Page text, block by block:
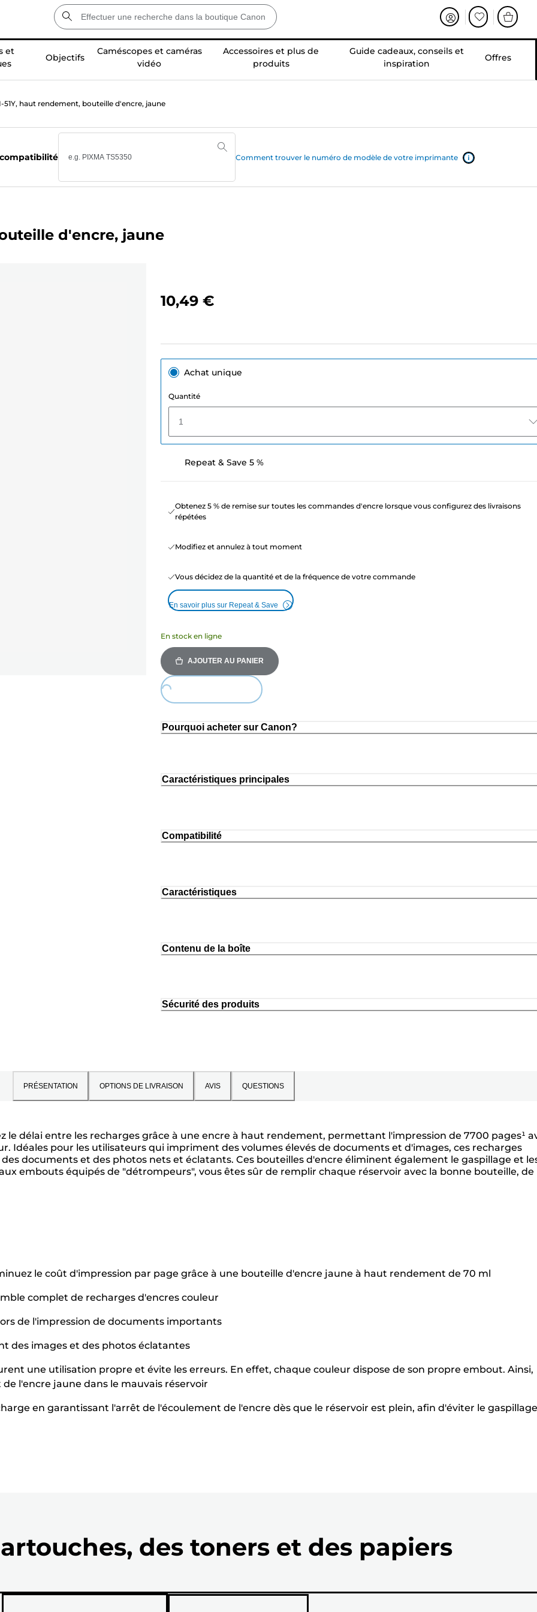
et
Objectifs
Caméscopes et caméras
vidéo
Accessoires et plus de
produits
Guide cadeaux, conseils et
inspiration
Offres
51Y, haut rendement, bouteille d'encre, jaune
Comment trouver le numéro de modèle de votre imprimante
d'encre, jaune
10,49 €
Achat unique
Quantité
1
Repeat & Save 5 %
Obtenez 5 % de remise sur toutes les commandes d'encre lorsque vous configurez des livraisons
répétées
Modifiez et annulez à tout moment
Vous décidez de la quantité et de la fréquence de votre commande
En savoir plus sur Repeat & Save
En stock en ligne
AJOUTER AU PANIER
Loading...
Pourquoi acheter sur Canon?
Caractéristiques principales
Compatibilité
Caractéristiques
Contenu de la boîte
Sécurité des produits
PRÉSENTATION OPTIONS DE LIVRAISON AVIS QUESTIONS
le délai entre les recharges grâce à une encre à haut rendement, permettant l'impression de 7700 pages¹
Idéales pour les utilisateurs qui impriment des volumes élevés de documents et d'images, ces recharges
documents et des photos nets et éclatants. Ces bouteilles d'encre éliminent également le gaspillage et
embouts équipés de "détrompeurs", vous êtes sûr de remplir chaque réservoir avec la bonne bouteille, de
le coût d'impression par page grâce à une bouteille d'encre jaune à haut rendement de 70 ml
complet de recharges d'encres couleur
de l'impression de documents importants
des images et des photos éclatantes
une utilisation propre et évite les erreurs. En effet, chaque couleur dispose de son propre embout. Ainsi,
l'encre jaune dans le mauvais réservoir
en garantissant l'arrêt de l'écoulement de l'encre dès que le réservoir est plein, afin d'éviter le gaspillage
des toners et des papiers